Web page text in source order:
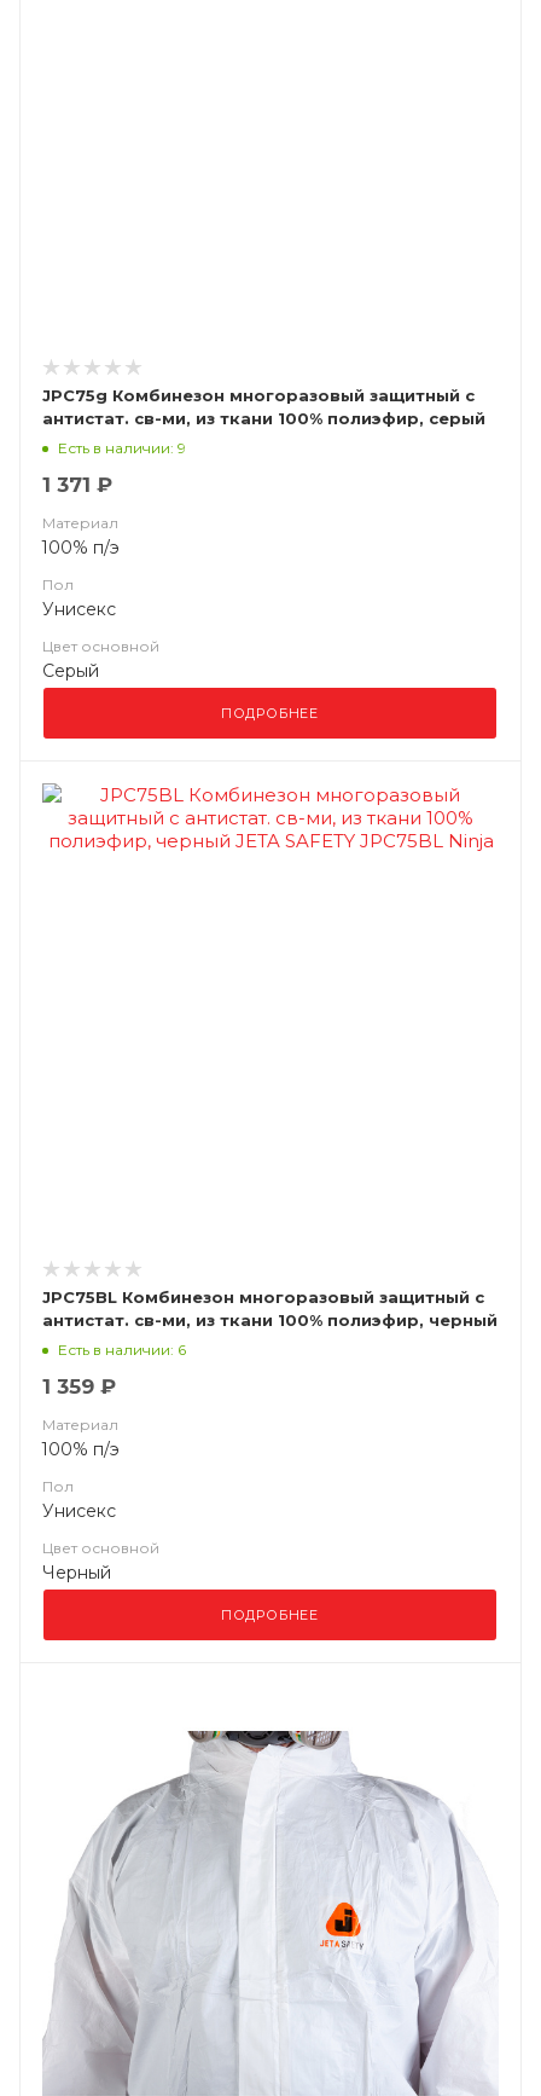
JPC75g Комбинезон многоразовый защитный с
антистат. св-ми, из ткани 100% полиэфир, серый
(ЧЗ)Есть в наличии: 9
1 371 ₽
Материал
100% п/э
Пол
Унисекс
Цвет основной
Серый
ПОДРОБНЕЕ
JPC75BL Комбинезон многоразовый защитный с
антистат. св-ми, из ткани 100% полиэфир, черный
JETA SAFETY JPC75BL Ninja
Есть в наличии: 6
1 359 ₽
Материал
100% п/э
Пол
Унисекс
Цвет основной
Черный
ПОДРОБНЕЕ